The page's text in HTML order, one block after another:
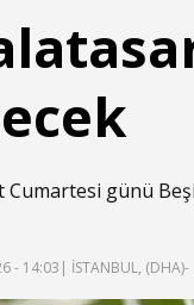
Cumartesi günü
- 14:03 | İSTANBUL, (DHA)-